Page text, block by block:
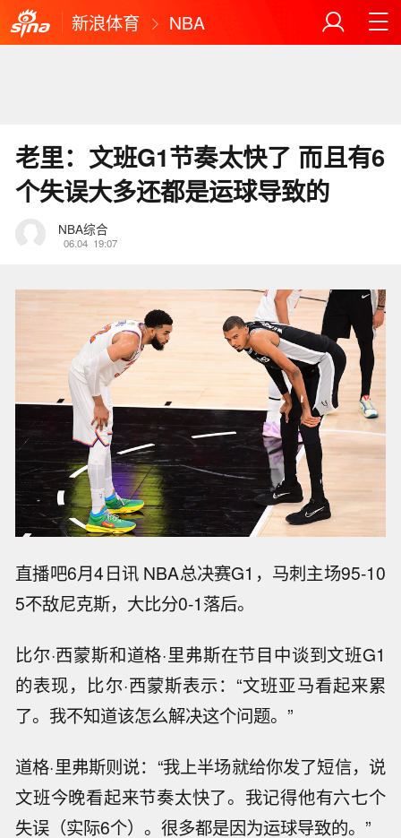
新浪体育 NBA
老里：文班G1节奏太快了 而且有6
个失误大多还都是运球导致的
NBA综合
06.04 19:07
直播吧6月4日讯 NBA总决赛G1，马刺主场95-10
5不敌尼克斯，大比分0-1落后。
比尔·西蒙斯和道格·里弗斯在节目中谈到文班G1
的表现，比尔·西蒙斯表示：“文班亚马看起来累
了。我不知道该怎么解决这个问题。”
道格·里弗斯则说：“我上半场就给你发了短信，说
文班今晚看起来节奏太快了。我记得他有六七个
失误（实际6个）。很多都是因为运球导致的。”